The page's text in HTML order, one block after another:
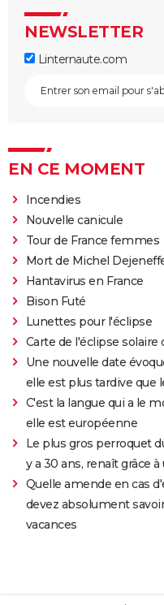
NEWSLETTER
Linternaute.com
EN CE MOMENT
Incendies
Nouvelle canicule
Tour de France femmes
Mort de Michel
Hantavirus en France
Bison Futé
Lunettes pour l'éclipse
Carte de l'éclipse solaire
Une nouvelle date
elle est plus tardive que
C'est la langue qui a le
elle est européenne
Le plus gros perroquet
y a 30 ans, renaît grâce
Quelle amende en cas
devez absolument
vacances